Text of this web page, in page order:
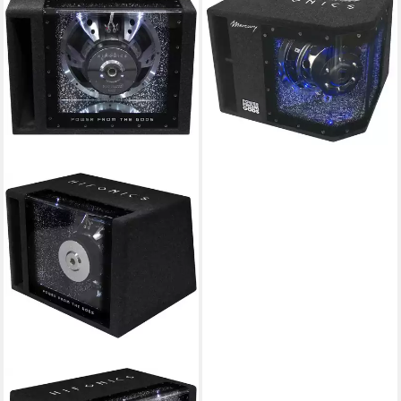
HIFONICS
Single Bandpass Subwoofer
MR-8BP Auto-Subwoofer
18,17 €
mtl. in 12 Raten
in 4-5 Werktagen bei dir